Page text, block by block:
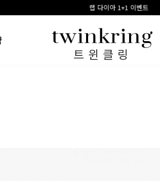
랩 다이아 1+1 이벤트
트윈클링